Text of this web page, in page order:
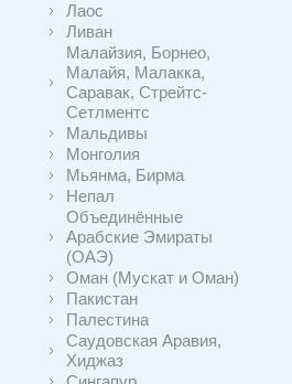
Лаос
Ливан
Малайзия, Борнео,
Малайя, Малакка,
Саравак, Стрейтс-
Сетлментс
Мальдивы
Монголия
Мьянма, Бирма
Непал
Объединённые
Арабские Эмираты
(ОАЭ)
Оман (Мускат и Оман)
Пакистан
Палестина
Саудовская Аравия,
Хиджаз